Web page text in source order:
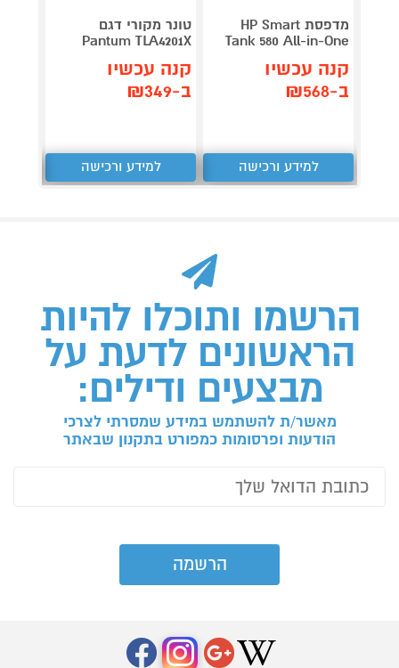
מדפסת HP Smart
Tank 580 All-in-One
קנה עכשיו
ב-₪568
למידע ורכישה
טונר מקורי דגם
Pantum TLA4201X
קנה עכשיו
ב-₪349
למידע ורכישה
הרשמו ותוכלו להיות
הראשונים לדעת על
מבצעים ודילים:
מאשר/ת להשתמש במידע שמסרתי לצרכי
הודעות ופרסומות כמפורט בתקנון שבאתר